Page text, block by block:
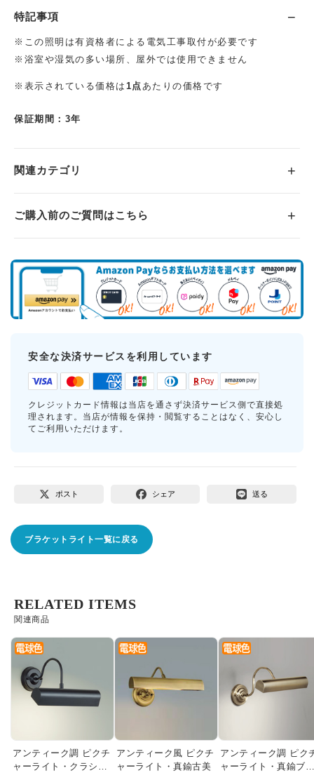
特記事項
※この照明は有資格者による電気工事取付が必要です
※浴室や湿気の多い場所、屋外では使用できません
※表示されている価格は 1点あたりの価格です
保証期間：3年
関連カテゴリ
ご購入前のご質問はこちら
安全な決済サービスを利用しています
クレジットカード情報は当店を通さず決済サービス側で直接処
理されます。当店が情報を保持・閲覧することはなく、安心し
てご利用いただけます。
ポスト シェア 送る
ブラケットライト一覧に戻る
関連商品
RELATED ITEMS
アンティーク調 ピクチ
ャーライト・クラシカ
アンティーク風 ピクチ
ャーライト・真鍮古美
アンティーク調 ピク
ャーライト・真鍮ブ